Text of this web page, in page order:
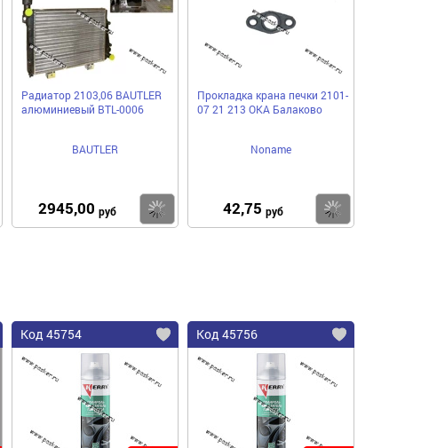
Купить
Радиатор 2103,06 BAUTLER
алюминиевый BTL-0006
BAUTLER
2945,00 руб Купить
Прокладка крана печки 2101-
07 21 213 ОКА Балаково
Noname
42,75 руб
Код 45754 Код 45756